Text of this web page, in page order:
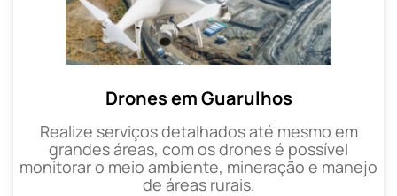
Drones em Guarulhos
Realize serviços detalhados até mesmo em
grandes áreas, com os drones é possível
monitorar o meio ambiente, mineração e manejo
de áreas rurais.